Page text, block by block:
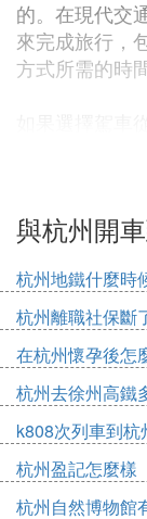
的。在現代交
來完成旅行，
方式所需的時
的時間，具體
沿途可以欣賞
同時，駕車旅
除了駕車之外
擇。從衢州站
抵達杭州東站
施齊全，乘坐
達杭州後，遊
景點游覽，感
總之，衢州到
與杭州開
杭州地鐵什麼時
杭州離職社保斷
在杭州懷孕後怎
備
杭州去徐州高鐵
k808次列車到杭
杭州盈記怎麼樣
杭州自然博物館